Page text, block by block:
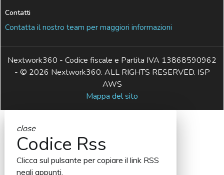
Contatti
Contatta il nostro team per maggiori informazioni
Nextwork360 - Codice fiscale e Partita IVA 13868590962
- © 2026 Nextwork360. ALL RIGHTS RESERVED. ISP
AWS
Mappa del sito
close
Codice Rss
Clicca sul pulsante per copiare il link RSS
negli appunti.